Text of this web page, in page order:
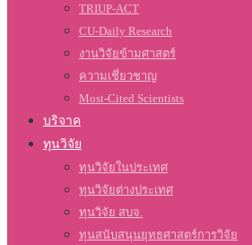
TRIUP-ACT
CU-Daily Research
งานวิจัยข้ามศาสตร์
ความเชี่ยวชาญ
Most-Cited Scientists
บริจาค
ทุนวิจัย
ทุนวิจัยในประเทศ
ทุนวิจัยต่างประเทศ
ทุนวิจัย สบจ.
ทุนสนับสนุนยุทธศาสตร์การวิจัย